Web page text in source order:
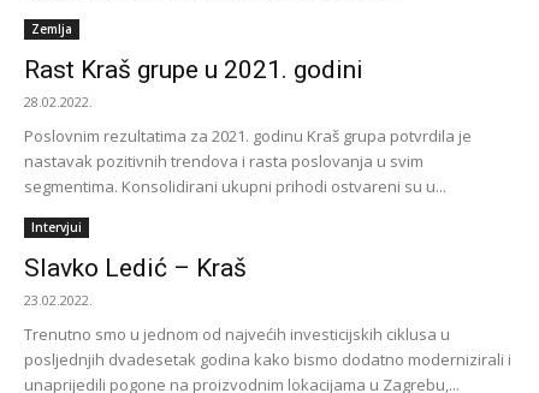
Zemlja
Rast Kraš grupe u 2021. godini
28.02.2022.
Poslovnim rezultatima za 2021. godinu Kraš grupa potvrdila je
nastavak pozitivnih trendova i rasta poslovanja u svim
segmentima. Konsolidirani ukupni prihodi ostvareni su u...
Intervjui
Slavko Ledić – Kraš
23.02.2022.
Trenutno smo u jednom od najvećih investicijskih ciklusa u
posljednjih dvadesetak godina kako bismo dodatno modernizirali i
unaprijedili pogone na proizvodnim lokacijama u Zagrebu,...